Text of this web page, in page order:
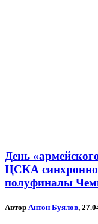
День
ЦСКА синхронно
полуфиналы
Автор Антон Буялов,